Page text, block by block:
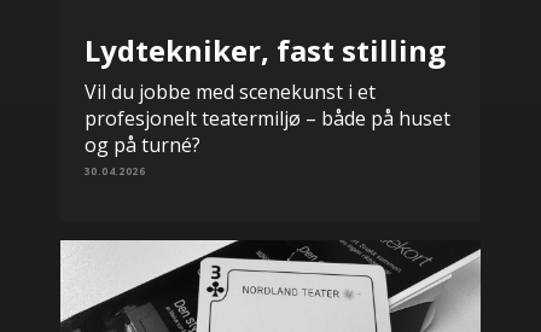
Lydtekniker, fast stilling
Vil du jobbe med scenekunst i et
profesjonelt teatermiljø – både på huset
og på turné?
30.04.2026